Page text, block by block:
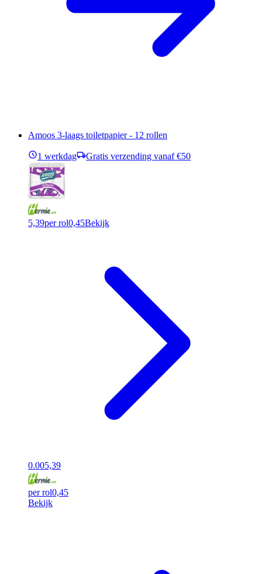
Amoos 3-laags toiletpapier - 12 rollen
1 werkdag Gratis verzending vanaf €50
5,39per rol0,45Bekijk
0.005,39
per rol0,45
Bekijk